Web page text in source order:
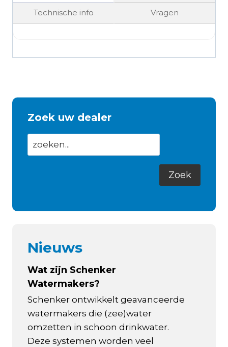
Technische info Vragen
Zoek uw dealer
Nieuws
Wat zijn Schenker
Watermakers?
Schenker ontwikkelt geavanceerde
watermakers die (zee)water
omzetten in schoon drinkwater.
Deze systemen worden veel